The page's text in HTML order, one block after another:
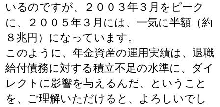
いるのですが、２００３年３月をピーク
に、２００５年３月には、一気に半額（約
８兆円）になっています。
このように、年金資産の運用実績は、退職
給付債務に対する積立不足の水準に、ダイ
レクトに影響を与えるんだ、ということ
を、ご理解いただけると、よろしいでし